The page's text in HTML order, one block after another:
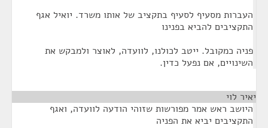
העברות מסעיף לסעיף בתקציב של אותו משרד. יואיל אגף
התקציבים להביא בפנינו
פניה כמקובל. ייטב לכולנו, לוועדה, לאוצר ולמבקש את
השינויים, אם נפעל כדין.
יאיר לוי
היושב ראש אמר מפורשות שזוהי הודעה לוועדה, ואגף
התקציבים יביא את הפניה